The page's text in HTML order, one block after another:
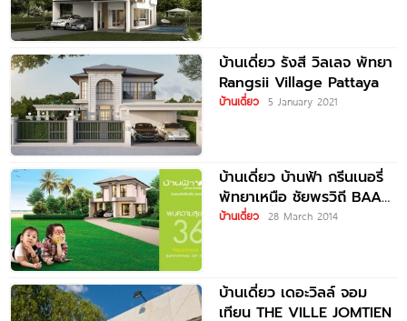
บ้านเดี่ยว รังสี วิลเลจ พัทยา
Rangsii Village Pattaya
บ้านเดี่ยว 5 January 2021
บ้านเดี่ยว บ้านฟ้า กรีนเนอรี่
พัทยาเหนือ ชัยพรวิถี BAAN
FAH GREENERY PATTAYA
บ้านเดี่ยว 28 March 2014
บ้านเดี่ยว เดอะวิลล์ จอม
เทียน THE VILLE JOMTIEN